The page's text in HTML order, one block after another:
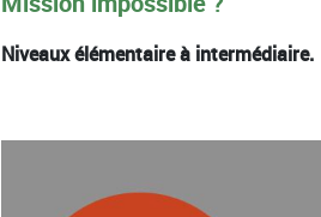
Niveaux élémentaire à intermédiaire.